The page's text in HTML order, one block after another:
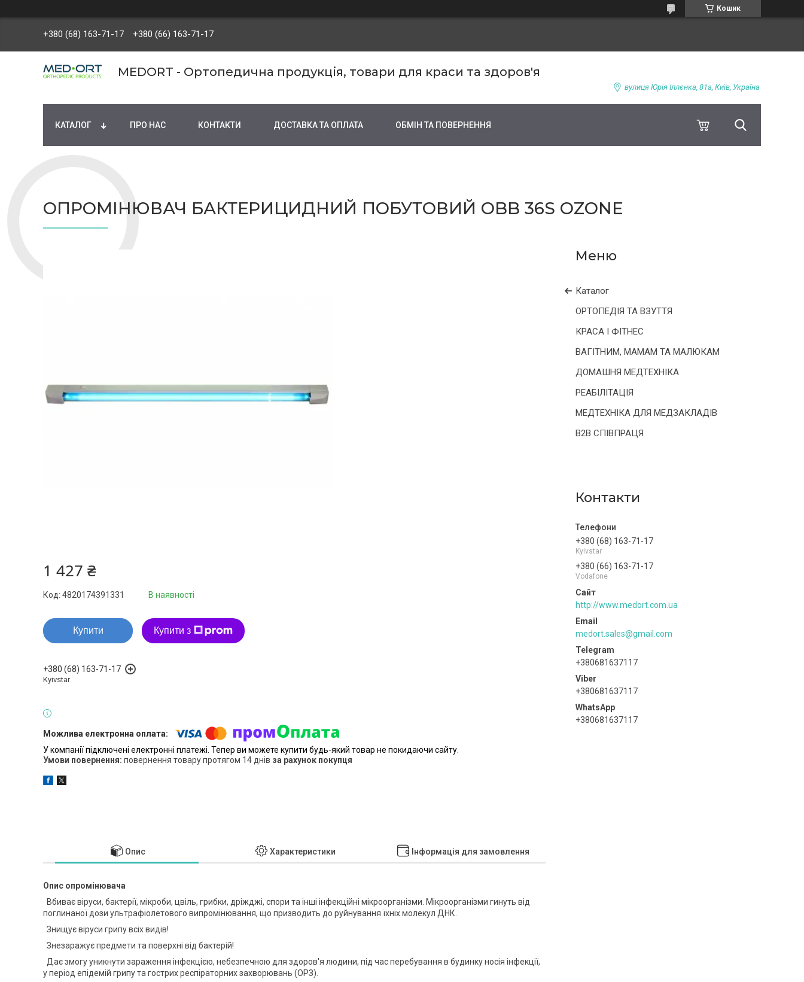
Кошик
+380 (68) 163-71-17 +380 (66) 163-71-17
MEDORT - Ортопедична продукція, товари для краси та здоров'я
вулиця Юрія Іллєнка, 81а, Київ, Україна
КАТАЛОГ ПРО НАС КОНТАКТИ ДОСТАВКА ТА ОПЛАТА ОБМІН ТА ПОВЕРНЕННЯ
ОПРОМІНЮВАЧ БАКТЕРИЦИДНИЙ ПОБУТОВИЙ OBB 36S OZONE
Каталог
ОРТОПЕДІЯ ТА ВЗУТТЯ
КРАСА І ФІТНЕС
ВАГІТНИМ, МАМАМ ТА МАЛЮКАМ
ДОМАШНЯ МЕДТЕХНІКА
РЕАБІЛІТАЦІЯ
МЕДТЕХНІКА ДЛЯ МЕДЗАКЛАДІВ
B2B СПІВПРАЦЯ
Контакти
+380 (68) 163-71-17
Kyivstar
+380 (66) 163-71-17
Vodafone
http://www.medort.com.ua
medort.sales@gmail.com
+380681637117
+380681637117
+380681637117
1 427 ₴
В наявності
Код: 4820174391331
Купити Купити з
+380 (68) 163-71-17
Kyivstar
У компанії підключені електронні платежі. Тепер ви можете купити будь-який товар не покидаючи сайту.
повернення товару протягом 14 днів за рахунок покупця
Опис Характеристики Інформація для замовлення
Опис опромінювача
Вбиває віруси, бактерії, мікроби, цвіль, грибки, дріжджі, спори та інші інфекційні мікроорганізми. Мікроорганізми гинуть від
поглинаної дози ультрафіолетового випромінювання, що призводить до руйнування їхніх молекул ДНК.
Знищує віруси грипу всіх видів!
Знезаражує предмети та поверхні від бактерій!
Дає змогу уникнути зараження інфекцією, небезпечною для здоров'я людини, під час перебування в будинку носія інфекції,
у період епідемій грипу та гострих респіраторних захворювань (ОРЗ).